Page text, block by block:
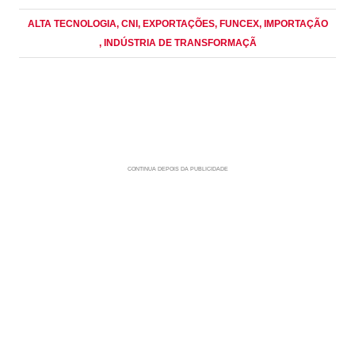
ALTA TECNOLOGIA, CNI, EXPORTAÇÕES, FUNCEX, IMPORTAÇÃO
, INDÚSTRIA DE TRANSFORMAÇÃ